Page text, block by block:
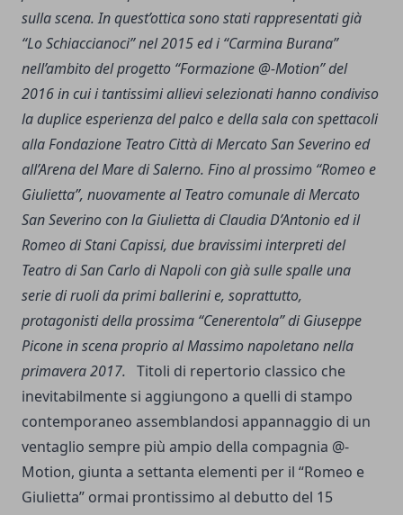
sulla scena. In quest’ottica sono stati rappresentati già
“Lo Schiaccianoci” nel 2015 ed i “Carmina Burana”
nell’ambito del progetto “Formazione @-Motion” del
2016 in cui i tantissimi allievi selezionati hanno condiviso
la duplice esperienza del palco e della sala con spettacoli
alla Fondazione Teatro Città di Mercato San Severino ed
all’Arena del Mare di Salerno. Fino al prossimo “Romeo e
Giulietta”, nuovamente al Teatro comunale di Mercato
San Severino con la Giulietta di Claudia D’Antonio ed il
Romeo di Stani Capissi, due bravissimi interpreti del
Teatro di San Carlo di Napoli con già sulle spalle una
serie di ruoli da primi ballerini e, soprattutto,
protagonisti della prossima “Cenerentola” di Giuseppe
Picone in scena proprio al Massimo napoletano nella
primavera 2017. Titoli di repertorio classico che
inevitabilmente si aggiungono a quelli di stampo
contemporaneo assemblandosi appannaggio di un
ventaglio sempre più ampio della compagnia @-
Motion, giunta a settanta elementi per il “Romeo e
Giulietta” ormai prontissimo al debutto del 15